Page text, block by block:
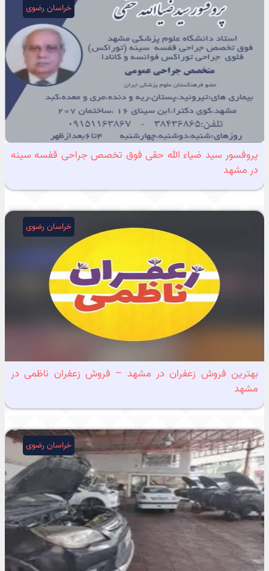
خراسان رضوی
پروفسور سید ضیاء الله حقی فوق تخصص جراحی قفسه سینه
در مشهد
خراسان رضوی
بهترین فروش زعفران در مشهد – فروش زعفران ناظمی در
مشهد
خراسان رضوی